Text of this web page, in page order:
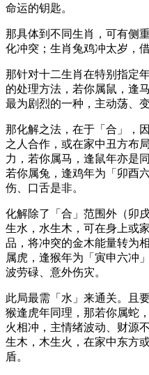
命运的钥匙。
那具体到不同生肖，可有侧
化冲突；生肖兔鸡冲太岁，
那针对十二生肖在特别指定
的处理方法，若你属鼠，逢
最为剧烈的一种，主动荡、
那化解之法，在于「合」，
之人合作，或在家中丑方布
力，若你属马，逢鼠年亦是
若你属兔，逢鸡年为「卯酉
伤、口舌是非。
化解除了「合」范围外（卯
生水，水生木，可在身上或
品，将冲突的金木能量转为
属虎，逢猴年为「寅申六冲
波劳碌、意外伤灾。
此局最需「水」来通关。且
猴逢虎年同理，那若你属蛇
火相冲，主情绪波动、财源
生木，木生火，在家中东方
盾。